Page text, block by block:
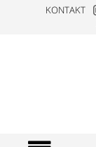
KONTAKT